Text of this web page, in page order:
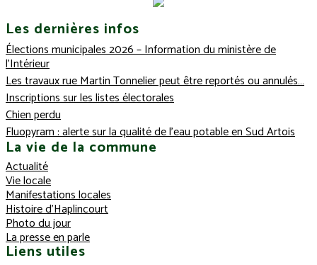
Les dernières infos
Élections municipales 2026 – Information du ministère de
l’Intérieur
Les travaux rue Martin Tonnelier peut être reportés ou annulés…
Inscriptions sur les listes électorales
Chien perdu
Fluopyram : alerte sur la qualité de l’eau potable en Sud Artois
La vie de la commune
Actualité
Vie locale
Manifestations locales
Histoire d’Haplincourt
Photo du jour
La presse en parle
Liens utiles